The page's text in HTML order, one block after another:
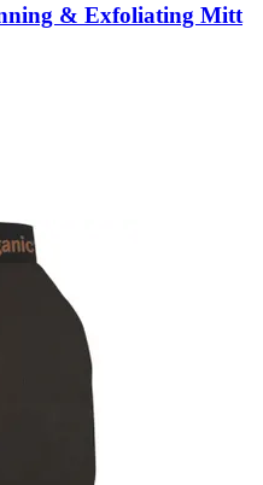
& Exfoliating Mitt